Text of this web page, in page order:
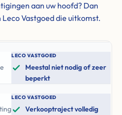
aan uw hoofd? Dan
Vastgoed die uitkomst.
LECO VASTGOED
Meestal niet nodig of zeer
beperkt
LECO VASTGOED
Verkooptraject volledig